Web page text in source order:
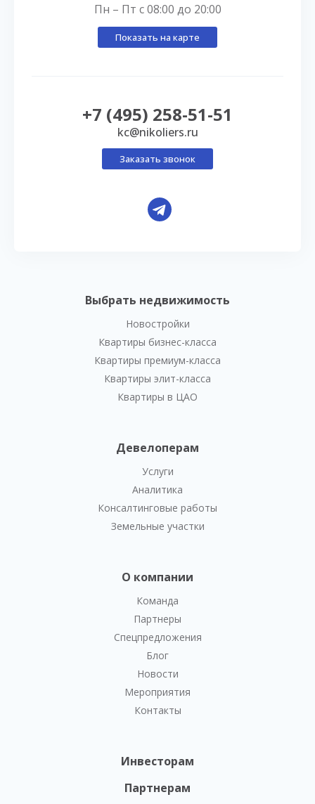
Выбрать недвижимость
Новостройки
Квартиры бизнес-класса
Квартиры премиум-класса
Квартиры элит-класса
Квартиры в ЦАО
Девелоперам
Услуги
Аналитика
Консалтинговые работы
Земельные участки
О компании
Команда
Партнеры
Спецпредложения
Блог
Новости
Мероприятия
Контакты
Инвесторам
Партнерам
Пн – Пт с 08:00 до 20:00
Показать на карте
+7 (495) 258-51-51
kc@nikoliers.ru
Заказать звонок